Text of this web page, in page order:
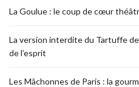
La Goulue : le coup de cœur
La version interdite du Tartuffe
de l’esprit
Les Mâchonnes de Paris : la